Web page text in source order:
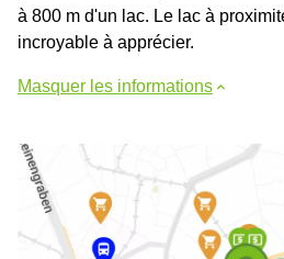
à 800 m d'un lac. Le lac à
incroyable à apprécier.
Masquer les informations